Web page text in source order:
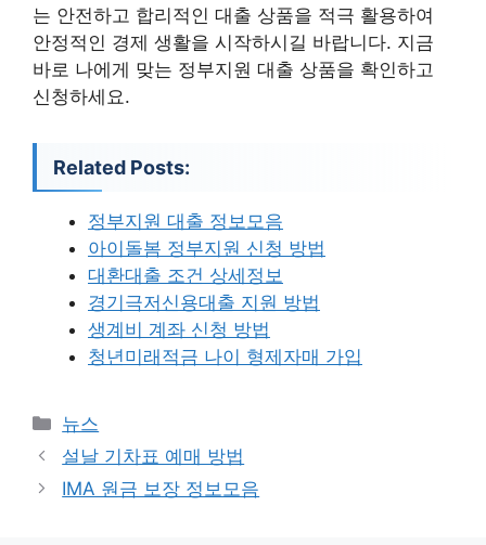
는 안전하고 합리적인 대출 상품을 적극 활용하여
안정적인 경제 생활을 시작하시길 바랍니다. 지금
바로 나에게 맞는 정부지원 대출 상품을 확인하고
신청하세요.
Related Posts:
정부지원 대출 정보모음
아이돌봄 정부지원 신청 방법
대환대출 조건 상세정보
경기극저신용대출 지원 방법
생계비 계좌 신청 방법
청년미래적금 나이 형제자매 가입
카
테
리
뉴스
설날 기차표 예매 방법
IMA 원금 보장 정보모음